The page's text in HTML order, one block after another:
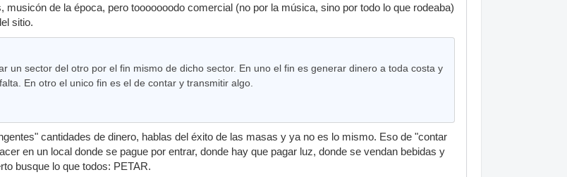
musicón de la época, pero tooooooodo comercial (no por la música, sino por todo lo que rodeaba)
sitio.
un sector del otro por el fin mismo de dicho sector. En uno el fin es generar dinero a toda costa y
En otro el unico fin es el de contar y transmitir algo.
cantidades de dinero, hablas del éxito de las masas y ya no es lo mismo. Eso de "contar
en un local donde se pague por entrar, donde hay que pagar luz, donde se vendan bebidas y
busque lo que todos: PETAR.